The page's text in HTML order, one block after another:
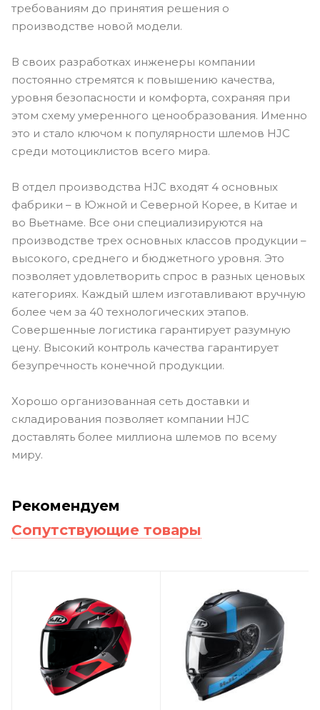
требованиям до принятия решения о
производстве новой модели.
В своих разработках инженеры компании
постоянно стремятся к повышению качества,
уровня безопасности и комфорта, сохраняя при
этом схему умеренного ценообразования. Именно
это и стало ключом к популярности шлемов HJC
среди мотоциклистов всего мира.
В отдел производства HJC входят 4 основных
фабрики – в Южной и Северной Корее, в Китае и
во Вьетнаме. Все они специализируются на
производстве трех основных классов продукции –
высокого, среднего и бюджетного уровня. Это
позволяет удовлетворить спрос в разных ценовых
категориях. Каждый шлем изготавливают вручную
более чем за 40 технологических этапов.
Совершенные логистика гарантирует разумную
цену. Высокий контроль качества гарантирует
безупречность конечной продукции.
Хорошо организованная сеть доставки и
складирования позволяет компании HJC
доставлять более миллиона шлемов по всему
миру.
Рекомендуем
Сопутствующие товары